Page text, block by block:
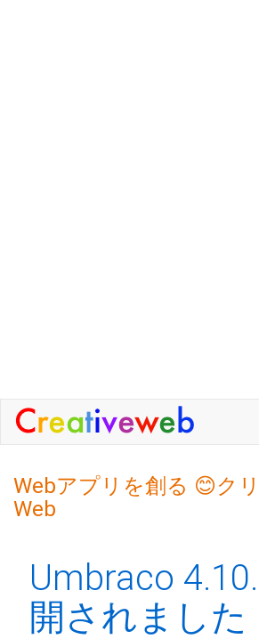
Webアプリを創る 😊ク
Web
Umbraco
開されました